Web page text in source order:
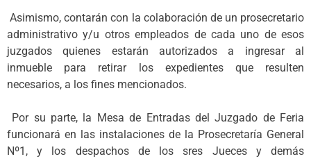
Asimismo, contarán con la colaboración de un prosecretario
administrativo y/u otros empleados de cada uno de esos
juzgados quienes estarán autorizados a ingresar al
inmueble para retirar los expedientes que resulten
necesarios, a los fines mencionados.
Por su parte, la Mesa de Entradas del Juzgado de Feria
funcionará en las instalaciones de la Prosecretaría General
Nº1, y los despachos de los sres Jueces y demás